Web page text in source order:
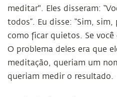
meditar". Eles disseram:
todos”. Eu disse: “Sim,
como ficar quietos. Se
O problema deles era que
meditação, queriam um
queriam medir o resultado.